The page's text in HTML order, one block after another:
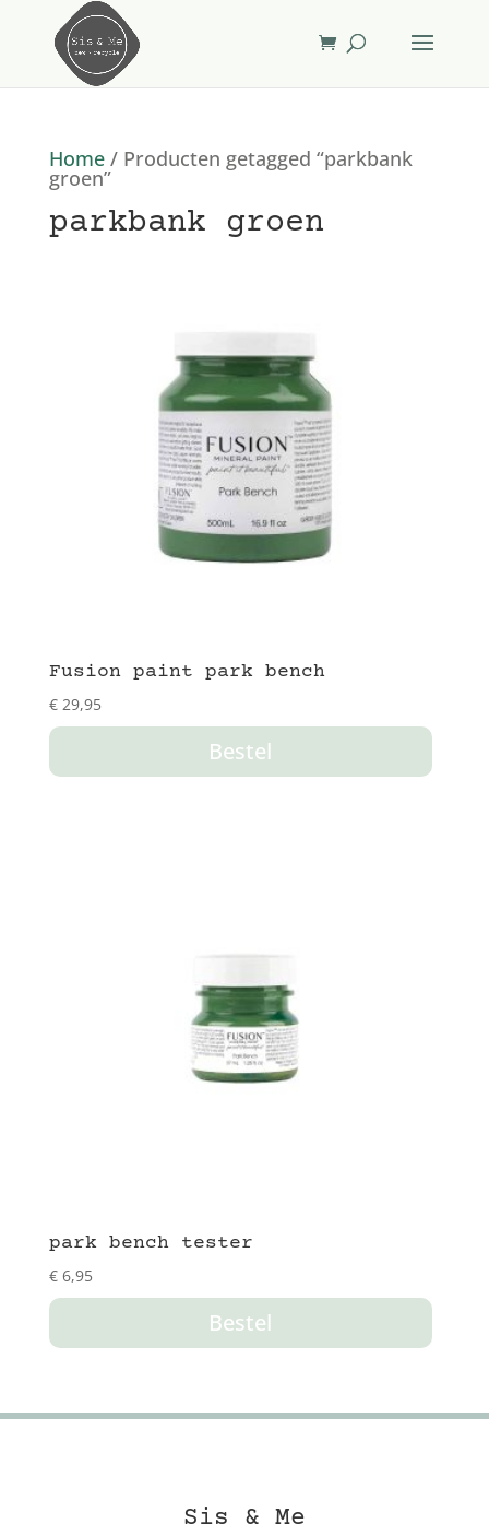
Home/ Producten getagged “parkbank
groen”
parkbank groen
Fusion paint park bench
€29,95
Bestel
park bench tester
€6,95
Bestel
Sis & Me